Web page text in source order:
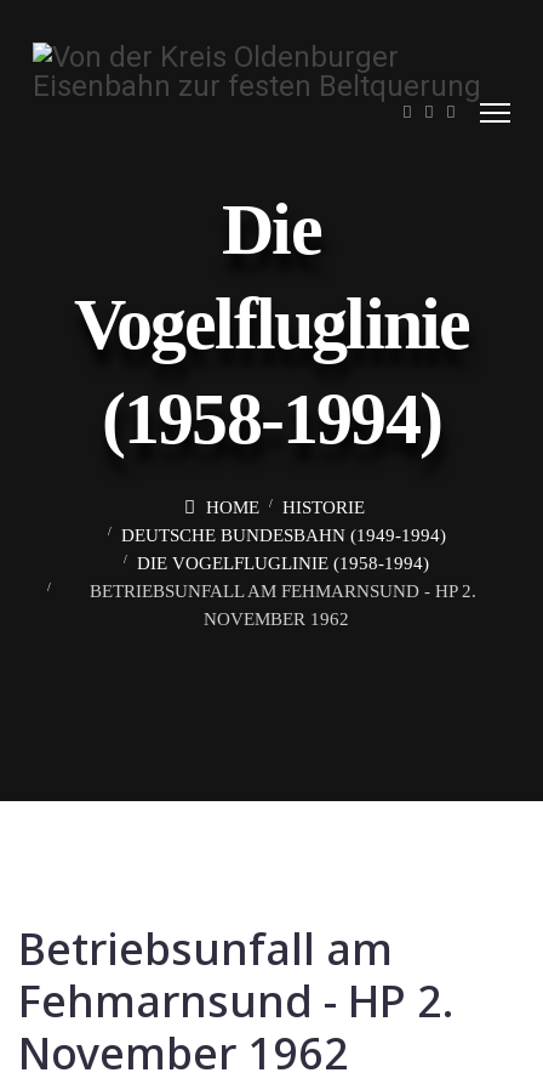
Die
Vogelfluglinie
(1958-1994)
HOME
HISTORIE
DEUTSCHE BUNDESBAHN (1949-1994)
DIE VOGELFLUGLINIE (1958-1994)
BETRIEBSUNFALL AM FEHMARNSUND - HP 2.
NOVEMBER 1962
Betriebsunfall am
Fehmarnsund - HP 2.
November 1962